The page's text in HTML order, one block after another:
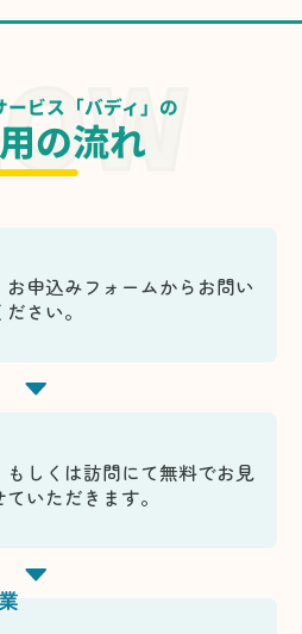
ービス「バディ」の
の流れ
お申込みフォームからお問い
さい。
もしくは訪問にて無料でお見
いただきます。